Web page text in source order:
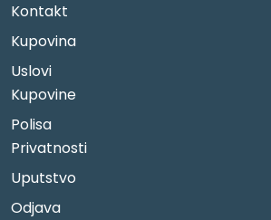
Kontakt
Kupovina
Uslovi
Kupovine
Polisa
Privatnosti
Uputstvo
Odjava